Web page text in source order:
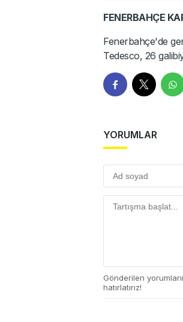
FENERBAHÇE
Fenerbahçe'de
Tedesco, 26
YORUMLAR
Gönderilen
hatırlatırız!